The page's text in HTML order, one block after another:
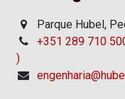
Parque Hubel,
+351 289 710
)